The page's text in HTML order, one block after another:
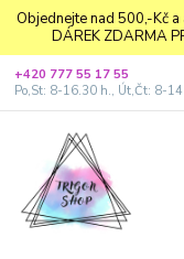
Objednejte nad 500,-Kč
DÁREK ZDARMA
+420 777 55 17 55
Po,St: 8-16.30 h., Út,Čt: 8-